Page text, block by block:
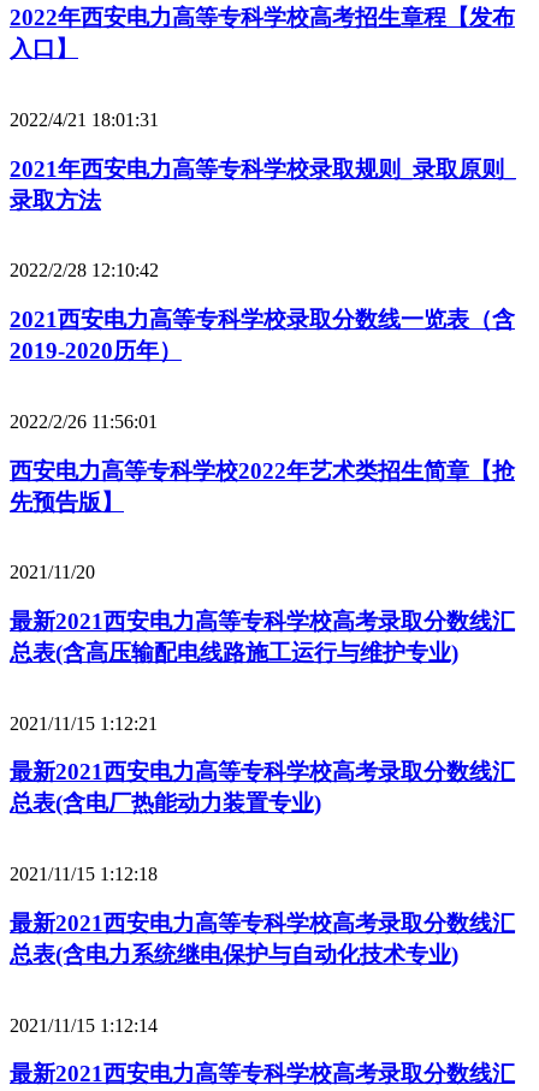
2022年西安电力高等专科学校高考招生章程【发布
入口】
2022/4/21 18:01:31
2021年西安电力高等专科学校录取规则_录取原则_
录取方法
2022/2/28 12:10:42
2021西安电力高等专科学校录取分数线一览表（含
2019-2020历年）
2022/2/26 11:56:01
西安电力高等专科学校2022年艺术类招生简章【抢
先预告版】
2021/11/20
最新2021西安电力高等专科学校高考录取分数线汇
总表(含高压输配电线路施工运行与维护专业)
2021/11/15 1:12:21
最新2021西安电力高等专科学校高考录取分数线汇
总表(含电厂热能动力装置专业)
2021/11/15 1:12:18
最新2021西安电力高等专科学校高考录取分数线汇
总表(含电力系统继电保护与自动化技术专业)
2021/11/15 1:12:14
最新2021西安电力高等专科学校高考录取分数线汇